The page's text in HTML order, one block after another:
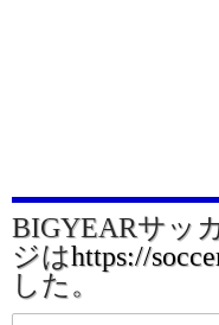
BIGYEARサッ
ジはhttps://
した。